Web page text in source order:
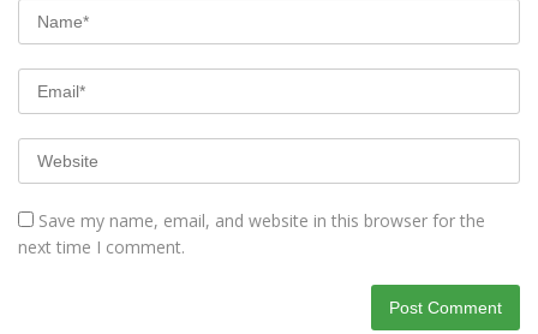
Save my name, email, and website in this browser for the
next time I comment.